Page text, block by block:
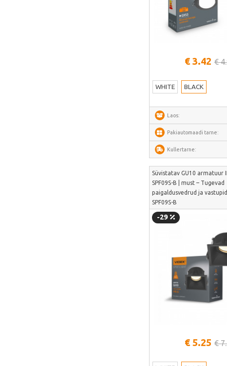
€ 3.42 €
WHITE BLACK
Laos:
Pakiautomaadi tarne:
Kullertarne:
Süvistatav GU10 armatuur
SPF09S-B | must – Tugevad
paigaldusvedrud ja
SPF09S-B
-29
€ 5.25 €